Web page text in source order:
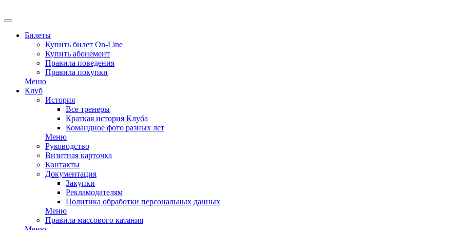
Билеты
Купить билет On-Line
Купить абонемент
Правила поведения
Правила покупки
Меню
Клуб
История
Все тренеры
Краткая история Клуба
Командное фото разных лет
Меню
Руководство
Визитная карточка
Контакты
Документация
Закупки
Рекламодателям
Политика обработки персональных данных
Меню
Правила массового катания